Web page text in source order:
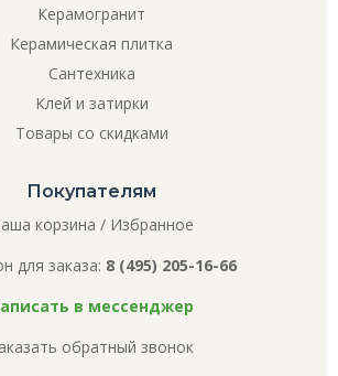
Керамогранит
Керамическая плитка
Сантехника
Клей и затирки
Товары со скидками
Покупателям
корзина / Избранное
для заказа: 8 (495) 205-16-66
в мессенджер
обратный звонок